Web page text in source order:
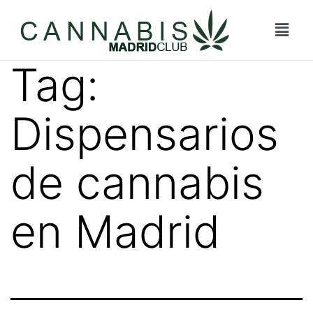
Tag:
Dispensarios
de cannabis
en Madrid